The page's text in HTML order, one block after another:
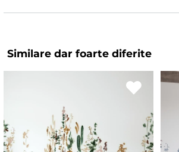
Similare dar foarte diferite